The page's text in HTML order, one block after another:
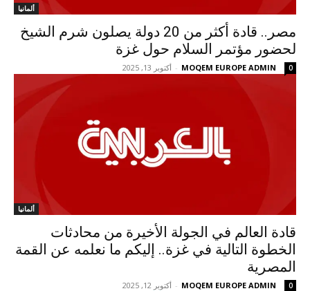
ألمانيا
مصر.. قادة أكثر من 20 دولة يصلون شرم الشيخ
لحضور مؤتمر السلام حول غزة
MOQEM EUROPE ADMIN
- أكتوبر 13, 2025 0
ألمانيا
قادة العالم في الجولة الأخيرة من محادثات
الخطوة التالية في غزة.. إليكم ما نعلمه عن القمة
المصرية
MOQEM EUROPE ADMIN
- أكتوبر 12, 2025 0